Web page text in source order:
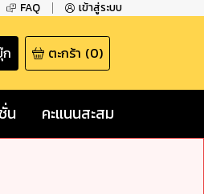
FAQ เข้าสู่ระบบ
ตะกร้า (0)
น คะแนนสะสม